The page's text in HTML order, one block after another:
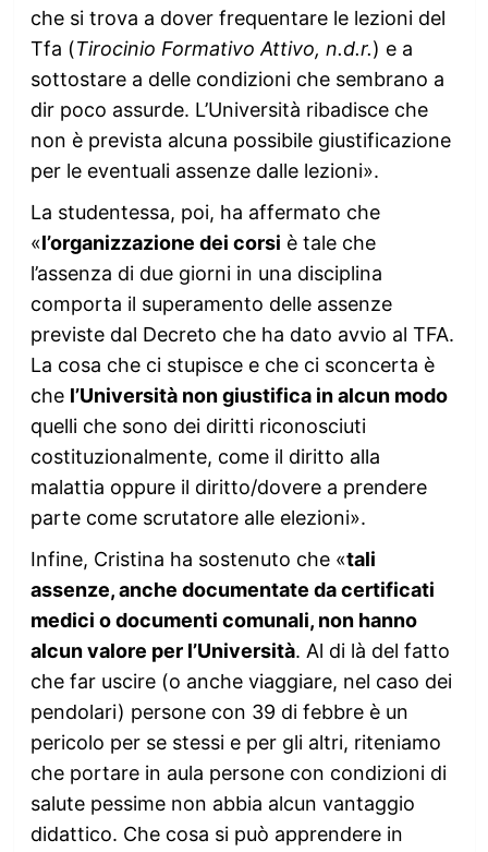
che si trova a dover frequentare le lezioni del
Tfa (Tirocinio Formativo Attivo, n.d.r.) e a
sottostare a delle condizioni che sembrano a
dir poco assurde. L’Università ribadisce che
non è prevista alcuna possibile giustificazione
per le eventuali assenze dalle lezioni».
La studentessa, poi, ha affermato che
«l’organizzazione dei corsi è tale che
l’assenza di due giorni in una disciplina
comporta il superamento delle assenze
previste dal Decreto che ha dato avvio al TFA.
La cosa che ci stupisce e che ci sconcerta è
che l’Università non giustifica in alcun modo
quelli che sono dei diritti riconosciuti
costituzionalmente, come il diritto alla
malattia oppure il diritto/dovere a prendere
parte come scrutatore alle elezioni».
Infine, Cristina ha sostenuto che «tali
assenze, anche documentate da certificati
medici o documenti comunali, non hanno
alcun valore per l’Università. Al di là del fatto
che far uscire (o anche viaggiare, nel caso dei
pendolari) persone con 39 di febbre è un
pericolo per se stessi e per gli altri, riteniamo
che portare in aula persone con condizioni di
salute pessime non abbia alcun vantaggio
didattico. Che cosa si può apprendere in